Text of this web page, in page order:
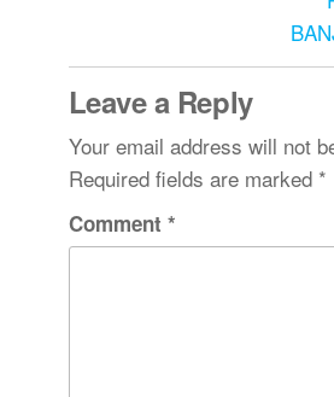
Leave a Reply
Your email address will not
Required fields are marked *
Comment *